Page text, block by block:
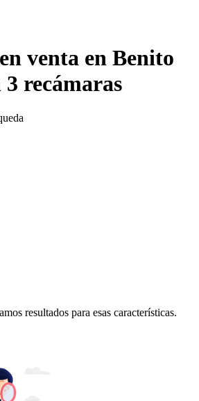
en venta en Benito
3 recámaras
resultados para esas características.